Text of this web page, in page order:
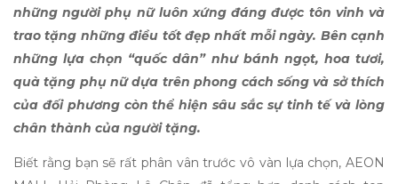
những người phụ nữ luôn xứng đáng được tôn vinh và
trao tặng những điều tốt đẹp nhất mỗi ngày. Bên cạnh
những lựa chọn “quốc dân” như bánh ngọt, hoa tươi,
quà tặng phụ nữ dựa trên phong cách sống và sở thích
của đối phương còn thể hiện sâu sắc sự tinh tế và lòng
chân thành của người tặng.
Biết rằng bạn sẽ rất phân vân trước vô vàn lựa chọn, AEON